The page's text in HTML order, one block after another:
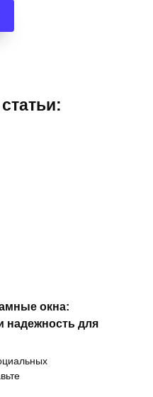
окна:
надежность для